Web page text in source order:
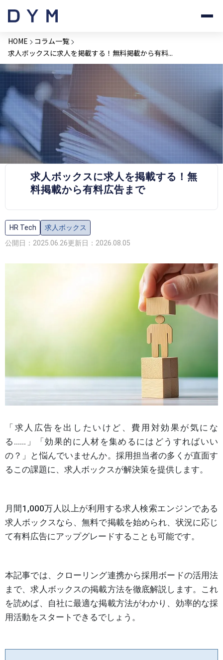
HOME
コラム一覧
求人ボックスに求人を掲載する！無料掲載から有料...
PRESS RELEASE
求人ボックスに求人を掲載する！無
料掲載から有料広告まで
HR Tech
求人ボックス
公開日：2025.06.26更新日：2026.08.05
「求人広告を出したいけど、費用対効果が気にな
る……」「効果的に人材を集めるにはどうすればいい
の？」と悩んでいませんか。採用担当者の多くが直面す
るこの課題に、求人ボックスが解決策を提供します。
月間1,000万人以上が利用する求人検索エンジンである
求人ボックスなら、無料で掲載を始められ、状況に応じ
て有料広告にアップグレードすることも可能です。
本記事では、クローリング連携から採用ボードの活用法
まで、求人ボックスの掲載方法を徹底解説します。これ
を読めば、自社に最適な掲載方法がわかり、効率的な採
用活動をスタートできるでしょう。